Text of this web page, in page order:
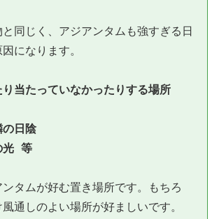
同じく、アジアンタムも強すぎる日
になります。
り当たっていなかったりする場所
の日陰
光 等
タムが好む置き場所です。もちろ
通しのよい場所が好ましいです。